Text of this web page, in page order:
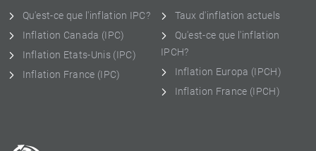
Qu'est-ce que l'inflation IPC?
Inflation Canada (IPC)
Inflation Etats-Unis (IPC)
Inflation France (IPC)
Taux d'inflation actuels
Qu'est-ce que l'inflation
IPCH?
Inflation Europa (IPCH)
Inflation France (IPCH)